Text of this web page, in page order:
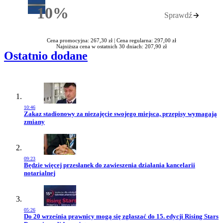
10%Rabatu Sprawdź
Cena promocyjna: 267,30 zł | Cena regularna: 297,00 zł
Najniższa cena w ostatnich 30 dniach: 207,90 zł
Ostatnio dodane
10:46
Przejdź do artykułu:
Zakaz stadionowy za niezajęcie swojego miejsca, przepisy wymagają
zmiany
09:23
Przejdź do artykułu:
Będzie więcej przesłanek do zawieszenia działania kancelarii
notarialnej
05:26
Przejdź do artykułu:
Do 20 września prawnicy mogą się zgłaszać do 15. edycji Rising Stars